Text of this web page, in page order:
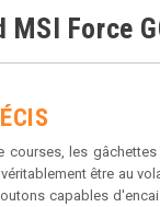
MSI Force
courses, les
être au
capables